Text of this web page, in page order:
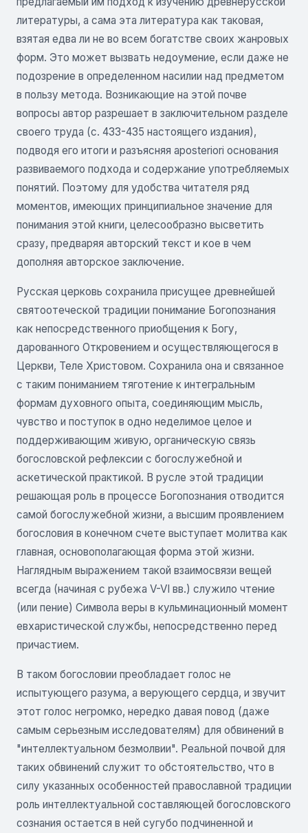
литературы, а сама эта литература как таковая,
взятая едва ли не во всем богатстве своих жанровых
форм. Это может вызвать недоумение, если даже не
подозрение в определенном насилии над предметом
в пользу метода. Возникающие на этой почве
вопросы автор разрешает в заключительном разделе
своего труда (с. 433-435 настоящего издания),
подводя его итоги и разъясняя aposteriori основания
развиваемого подхода и содержание употребляемых
понятий. Поэтому для удобства читателя ряд
моментов, имеющих принципиальное значение для
понимания этой книги, целесообразно высветить
сразу, предваряя авторский текст и кое в чем
дополняя авторское заключение.
Русская церковь сохранила присущее древнейшей
святоотеческой традиции понимание Богопознания
как непосредственного приобщения к Богу,
дарованного Откровением и осуществляющегося в
Церкви, Теле Христовом. Сохранила она и связанное
с таким пониманием тяготение к интегральным
формам духовного опыта, соединяющим мысль,
чувство и поступок в одно неделимое целое и
поддерживающим живую, органическую связь
богословской рефлексии с богослужебной и
аскетической практикой. В русле этой традиции
решающая роль в процессе Богопознания отводится
самой богослужебной жизни, а высшим проявлением
богословия в конечном счете выступает молитва как
главная, основополагающая форма этой жизни.
Наглядным выражением такой взаимосвязи вещей
всегда (начиная с рубежа V-VI вв.) служило чтение
(или пение) Символа веры в кульминационный момент
евхаристической службы, непосредственно перед
причастием.
В таком богословии преобладает голос не
испытующего разума, а верующего сердца, и звучит
этот голос негромко, нередко давая повод (даже
самым серьезным исследователям) для обвинений в
"интеллектуальном безмолвии". Реальной почвой для
таких обвинений служит то обстоятельство, что в
силу указанных особенностей православной традиции
роль интеллектуальной составляющей богословского
сознания остается в ней сугубо подчиненной и